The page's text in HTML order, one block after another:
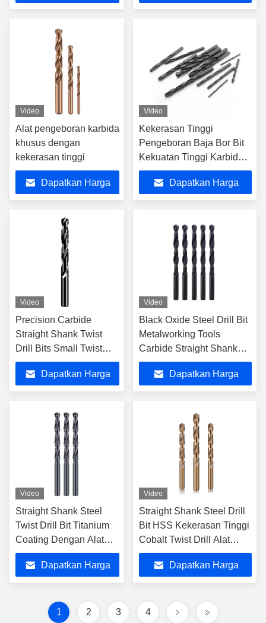
Video
Alat pengeboran karbida
khusus dengan
kekerasan tinggi
Dapatkan Harga
Video
Kekerasan Tinggi
Pengeboran Baja Bor Bit
Kekuatan Tinggi Karbida
Twist Bor Bit
Dapatkan Harga
Video
Precision Carbide
Straight Shank Twist
Drill Bits Small Twist
Drill Set untuk
Pemotongan
Dapatkan Harga
Video
Black Oxide Steel Drill Bit
Metalworking Tools
Carbide Straight Shank
Drill Bit Pengolahan
logam
Dapatkan Harga
Video
Straight Shank Steel
Twist Drill Bit Titanium
Coating Dengan Alat
Pemotong Presisi
Dapatkan Harga
Video
Straight Shank Steel Drill
Bit HSS Kekerasan Tinggi
Cobalt Twist Drill Alat
CNC
Dapatkan Harga
1 2 3 4